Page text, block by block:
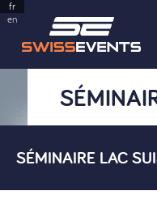
fr
en
SÉMINAIRE LAC